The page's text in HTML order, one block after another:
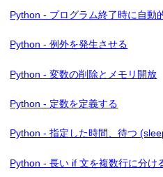
Python - プログラム終了時に自動
Python - 例外を発生させる
Python - 変数の削除とメモリ開放
Python - 定数を定義する
Python - 指定した時間、待つ
Python - 長い if 文を複数行に分け